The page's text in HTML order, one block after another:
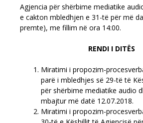
Agjencia për shërbime mediatike
e cakton mbledhjen e 31-të për më
premte), me fillim në ora 14:00.
RENDI I DITËS
Miratimi i propozim-
parë i mbledhjes së 29-të të
për shërbime mediatike audio
mbajtur më datë 12.07.2018.
Miratimi i propozim-